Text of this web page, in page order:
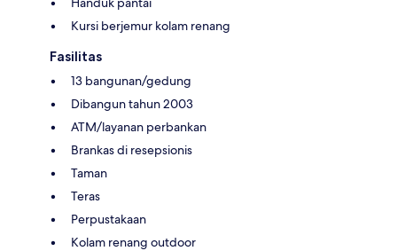
Kursi berjemur kolam renang
Fasilitas
13 bangunan/gedung
Dibangun tahun 2003
ATM/layanan perbankan
Brankas di resepsionis
Taman
Teras
Perpustakaan
Kolam renang outdoor